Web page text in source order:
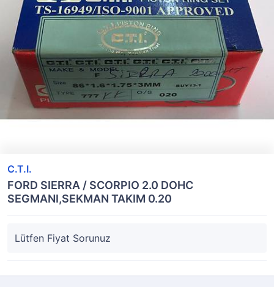
C.T.I.
FORD SIERRA / SCORPIO 2.0 DOHC
SEGMANI,SEKMAN TAKIM 0.20
Lütfen Fiyat Sorunuz